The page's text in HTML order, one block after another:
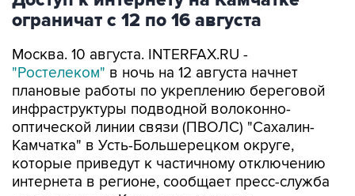
Москва. 10 августа. INTERFAX.RU -
плановые работы по укреплению береговой
инфраструктуры подводной волоконно-
оптической линии связи (ПВОЛС) "Сахалин-
Камчатка" в Усть-Большерецком округе,
которые приведут к частичному отключению
интернета в регионе, сообщает пресс-служба
правительства Камчатского края в
понедельник.